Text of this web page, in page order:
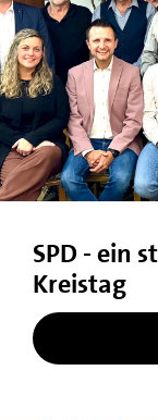
SPD - ein
Kreistag